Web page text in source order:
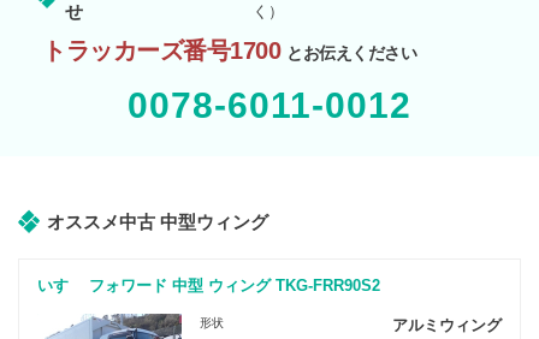
せ
く）
トラッカーズ番号1700 とお伝えください
0078-6011-0012
オススメ中古 中型ウィング
いすゞ フォワード 中型 ウィング TKG-FRR90S2
形状 アルミウィング